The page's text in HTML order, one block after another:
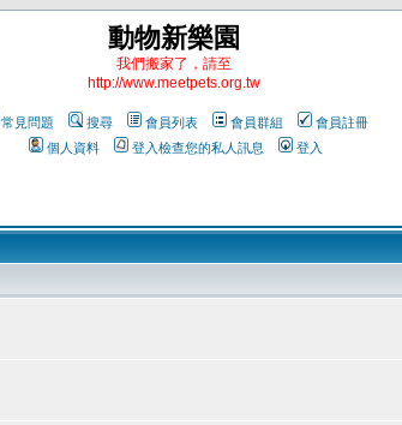
動物新樂園
我們搬家了，請至
http://www.meetpets.org.tw
常見問題 搜尋 會員列表 會員群組
會員註冊
個人資料
登入檢查您的私人訊息 登入